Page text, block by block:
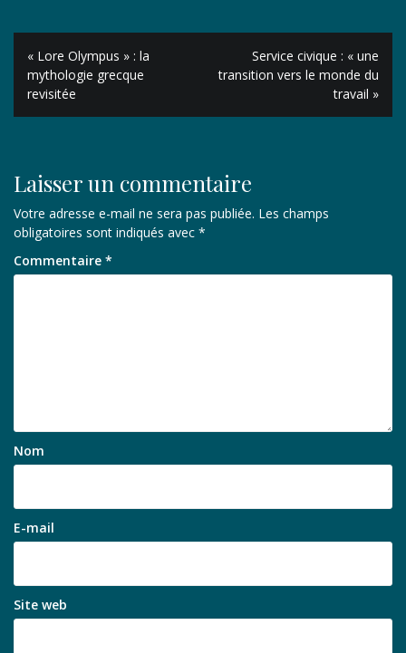
Navigation
de
l’article
« Lore Olympus » : la
mythologie grecque
revisitée
Service civique : « une
transition vers le monde du
travail »
Laisser un commentaire
Votre adresse e-mail ne sera pas publiée. Les champs
obligatoires sont indiqués avec *
Commentaire *
Nom
E-mail
Site web